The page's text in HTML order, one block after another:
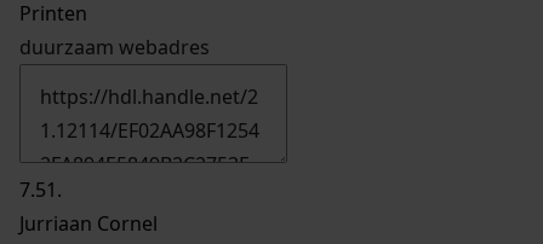
Printen
duurzaam webadres
7.51.
Jurriaan Cornel